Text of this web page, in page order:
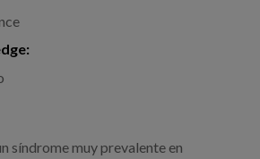
síndrome muy prevalente en